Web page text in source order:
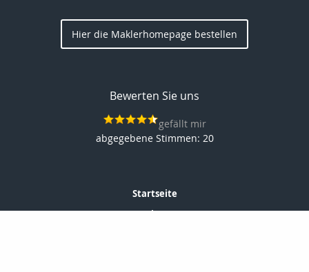
Hier die Maklerhomepage bestellen
Bewerten Sie uns
gefällt mir
20
Startseite
Privat